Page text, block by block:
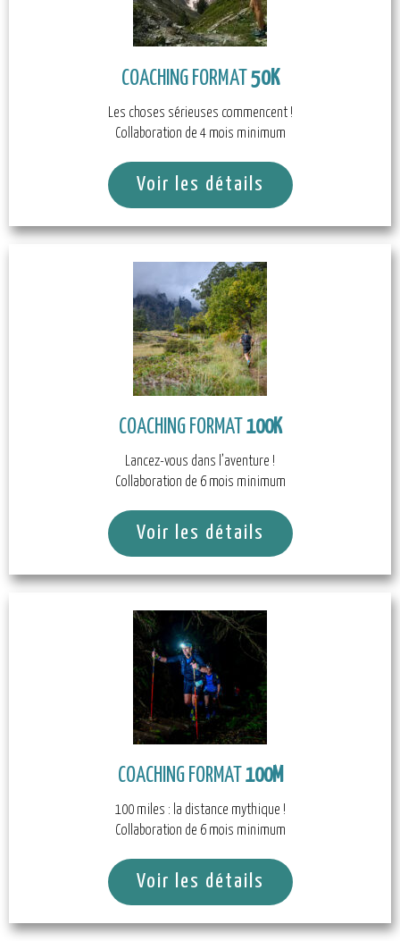
COACHING FORMAT 50K
Les choses sérieuses commencent !
Collaboration de 4 mois minimum
Voir les détails
COACHING FORMAT 100K
Lancez-vous dans l’aventure !
Collaboration de 6 mois minimum
Voir les détails
COACHING FORMAT 100M
100 miles : la distance mythique !
Collaboration de 6 mois minimum
Voir les détails